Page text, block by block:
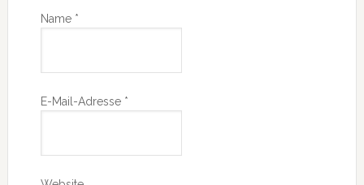
Name *
E-Mail-Adresse *